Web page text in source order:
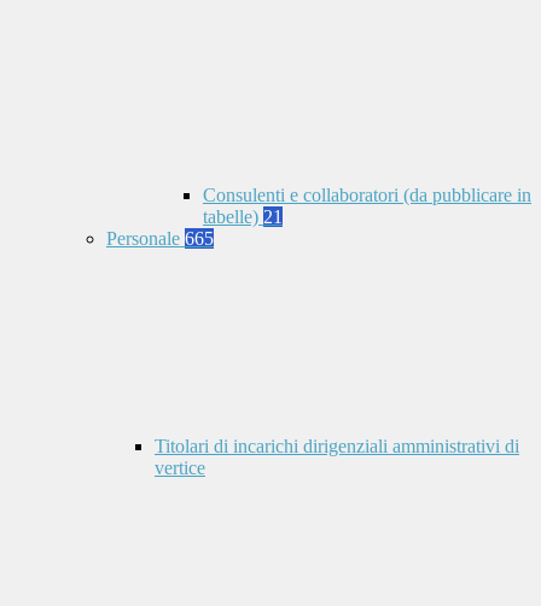
Consulenti e collaboratori (da pubblicare in
tabelle) 21
Personale 665
Titolari di incarichi dirigenziali amministrativi di
vertice